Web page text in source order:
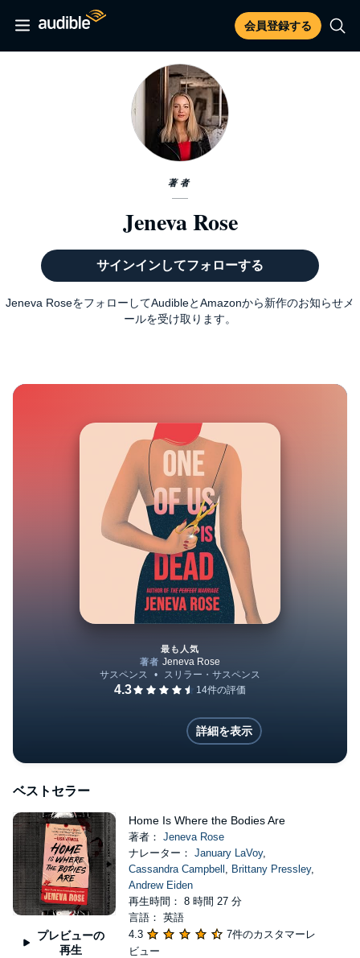
会員登録する
著者
Jeneva Rose
サインインしてフォローする
Jeneva RoseをフォローしてAudibleとAmazonから新作のお知らせメ
ールを受け取ります。
One of Us Is Dead
最も人気
詳細を表示
ベストセラー
プレビューの
再生
Home Is Where the Bodies Are
著者： Jeneva Rose
ナレーター： January LaVoy,
Cassandra Campbell , Brittany Pressley,
Andrew Eiden
再生時間： 8 時間 27 分
言語： 英語
4.3
7件のカスタマーレ
ビュー